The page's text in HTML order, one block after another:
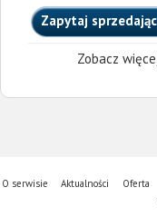
Zapytaj
Zobacz
O serwisie Aktualności Oferta